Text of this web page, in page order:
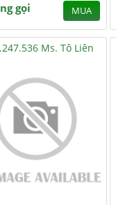
gọi MUA
Ms. Tô Liên